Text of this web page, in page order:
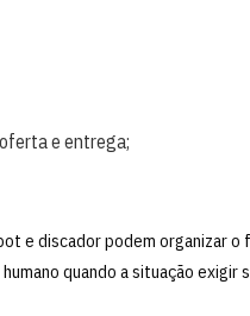
e entrega;
e discador podem organizar
quando a situação exigir